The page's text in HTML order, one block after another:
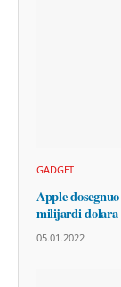
GADGET
Apple
milijardi dolara
05.01.2022